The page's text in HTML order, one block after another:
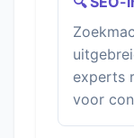
experts
voor